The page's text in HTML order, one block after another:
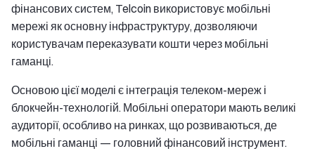
фінансових систем, Telcoin використовує мобільні
мережі як основну інфраструктуру, дозволяючи
користувачам переказувати кошти через мобільні
гаманці.
Основою цієї моделі є інтеграція телеком-мереж і
блокчейн-технологій. Мобільні оператори мають великі
аудиторії, особливо на ринках, що розвиваються, де
мобільні гаманці — головний фінансовий інструмент.